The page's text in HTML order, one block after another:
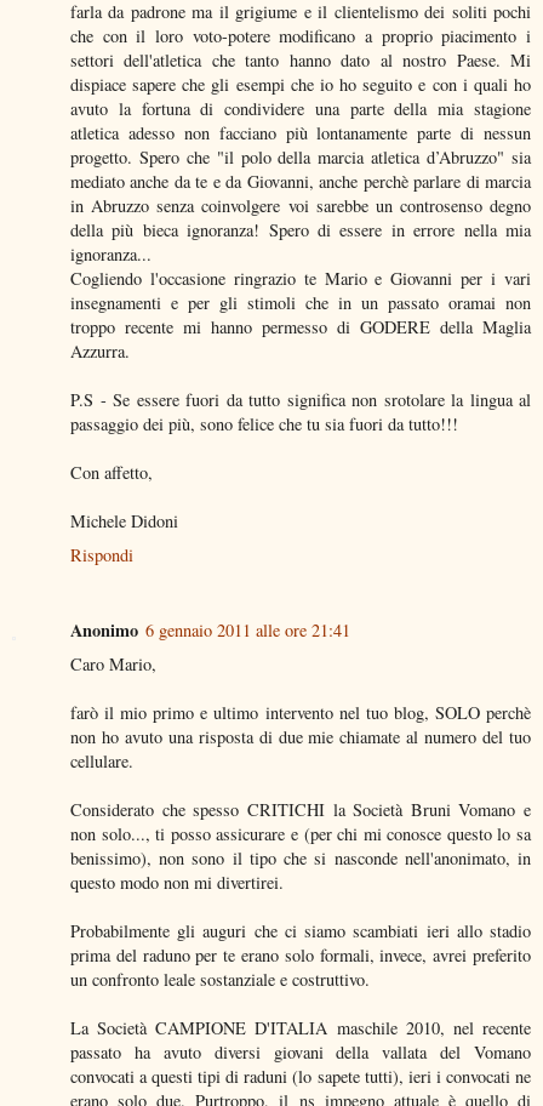
farla da padrone ma il grigiume e il clientelismo dei soliti pochi
che con il loro voto-potere modificano a proprio piacimento i
settori dell'atletica che tanto hanno dato al nostro Paese. Mi
dispiace sapere che gli esempi che io ho seguito e con i quali ho
avuto la fortuna di condividere una parte della mia stagione
atletica adesso non facciano più lontanamente parte di nessun
progetto. Spero che "il polo della marcia atletica d’Abruzzo" sia
mediato anche da te e da Giovanni, anche perchè parlare di marcia
in Abruzzo senza coinvolgere voi sarebbe un controsenso degno
della più bieca ignoranza! Spero di essere in errore nella mia
ignoranza...
Cogliendo l'occasione ringrazio te Mario e Giovanni per i vari
insegnamenti e per gli stimoli che in un passato oramai non
troppo recente mi hanno permesso di GODERE della Maglia
Azzurra.
P.S - Se essere fuori da tutto significa non srotolare la lingua al
passaggio dei più, sono felice che tu sia fuori da tutto!!!
Con affetto,
Michele Didoni
Rispondi
Anonimo 6 gennaio 2011 alle ore 21:41
Caro Mario,
farò il mio primo e ultimo intervento nel tuo blog, SOLO perchè
non ho avuto una risposta di due mie chiamate al numero del tuo
cellulare.
Considerato che spesso CRITICHI la Società Bruni Vomano e
non solo..., ti posso assicurare e (per chi mi conosce questo lo sa
benissimo), non sono il tipo che si nasconde nell'anonimato, in
questo modo non mi divertirei.
Probabilmente gli auguri che ci siamo scambiati ieri allo stadio
prima del raduno per te erano solo formali, invece, avrei preferito
un confronto leale sostanziale e costruttivo.
La Società CAMPIONE D'ITALIA maschile 2010, nel recente
passato ha avuto diversi giovani della vallata del Vomano
convocati a questi tipi di raduni (lo sapete tutti), ieri i convocati ne
erano solo due. Purtroppo, il ns impegno attuale è quello di